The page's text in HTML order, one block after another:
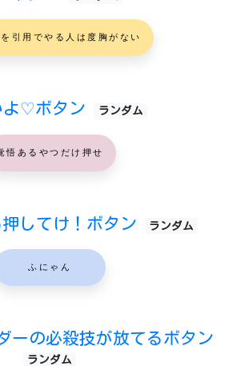
引用でやる人は度胸がない
よ♡ボタン ランダム
悟あるやつだけ押せ
してけ！ボタン ランダム
ふにゃん
ーの必殺技が放てるボタン
ランダム